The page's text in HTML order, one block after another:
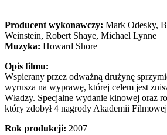
Producent wykonawczy: Mark Odesky,
Weinstein, Robert Shaye, Michael Lynne
Muzyka: Howard Shore
Opis filmu:
Wspierany przez odważną drużynę
wyrusza na wyprawę, której celem jest
Władzy. Specjalne wydanie kinowej oraz
który zdobył 4 nagrody Akademii
Rok produkcji: 2007